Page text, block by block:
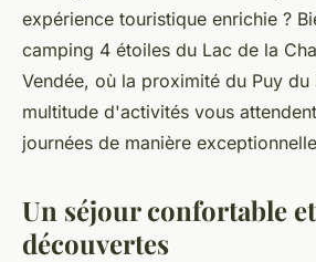
expérience touristique enrichie ?
camping 4 étoiles du Lac de la
Vendée, où la proximité du Puy du
multitude d'activités vous
journées de manière
Un séjour confortable
découvertes